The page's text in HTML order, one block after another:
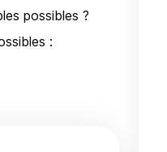
possibles ?
: